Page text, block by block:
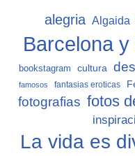
alegria Algaida
Barcelona
bookstagram cultura
famosos fantasias eroticas
fotografias fotos
La vida es